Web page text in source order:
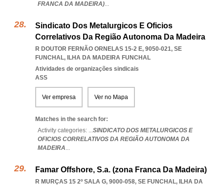
FRANCA DA MADEIRA)...
Sindicato Dos Metalurgicos E Oficios
Correlativos Da Região Autonoma Da Madeira
R DOUTOR FERNÃO ORNELAS 15-2 E, 9050-021, SE
FUNCHAL, ILHA DA MADEIRA FUNCHAL
Atividades de organizações sindicais
ASS
Ver empresa Ver no Mapa
Matches in the search for:
Activity categories: ...SINDICATO DOS METALURGICOS E
OFICIOS CORRELATIVOS DA REGIÃO AUTONOMA DA
MADEIRA...
Famar Offshore, S.a. (zona Franca Da Madeira)
R MURÇAS 15 2º SALA G, 9000-058, SE FUNCHAL, ILHA DA